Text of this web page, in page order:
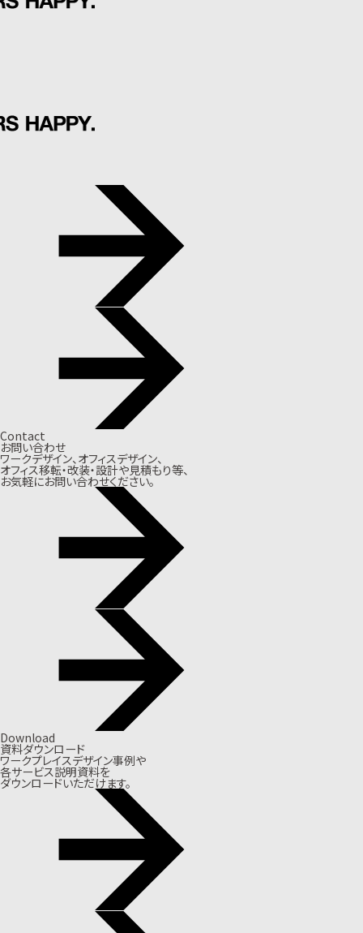
Contact
お問い合わせ
ワークデザイン、オフィスデザイン、
オフィス移転・改装・設計や見積もり等、
お気軽にお問い合わせください。
Download
資料ダウンロード
ワークプレイスデザイン事例や
各サービス説明資料を
ダウンロードいただけます。